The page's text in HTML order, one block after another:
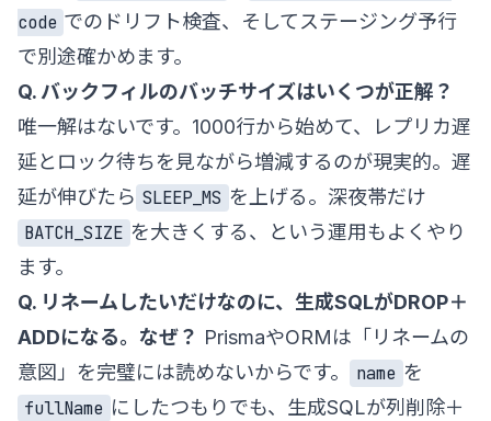
code でのドリフト検査、そしてステージング予行
で別途確かめます。
Q. バックフィルのバッチサイズはいくつが正解？
唯一解はないです。1000行から始めて、レプリカ遅
延とロック待ちを見ながら増減するのが現実的。遅
延が伸びたら SLEEP_MS を上げる。深夜帯だけ
BATCH_SIZE を大きくする、という運用もよくやり
ます。
Q. リネームしたいだけなのに、生成SQLがDROP＋
ADDになる。なぜ？ PrismaやORMは「リネームの
意図」を完璧には読めないからです。
name を
fullName にしたつもりでも、生成SQLが列削除＋